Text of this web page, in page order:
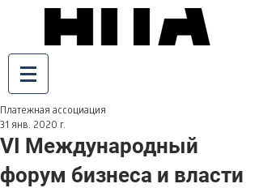
VI Международный
форум бизнеса и власти
Платежная ассоциация
31 янв. 2020 г.